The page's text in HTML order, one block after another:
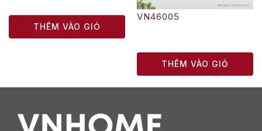
THÊM VÀO GIỎ
VN46005
THÊM VÀO GIỎ